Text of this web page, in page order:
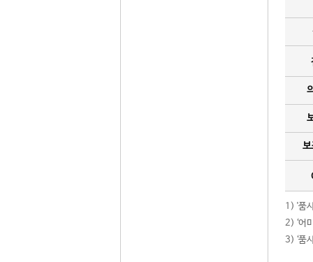
보
1) '품
2) ‘어
3) ‘품